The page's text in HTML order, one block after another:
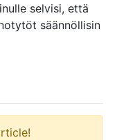
selvisi, että
säännöllisin